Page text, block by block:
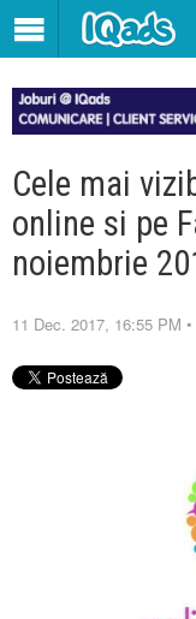
Cele mai
online si pe
noiembrie
11 Dec. 2017, 16:55 PM •